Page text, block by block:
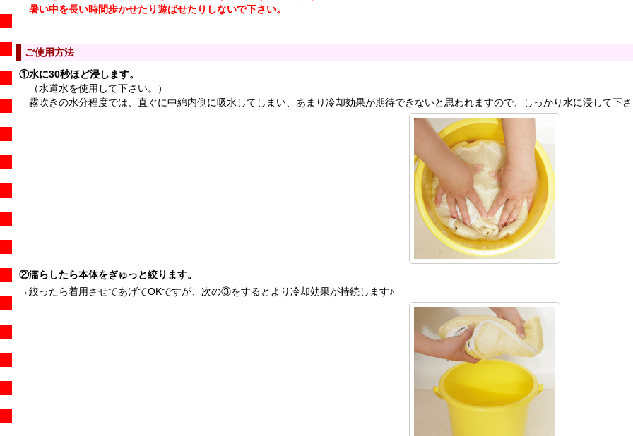
暑い中を長い時間歩かせたり遊ばせたりしないで下さい。
ご使用方法
①水に30秒ほど浸します。
（水道水を使用して下さい。）
霧吹きの水分程度では、直ぐに中綿内側に吸水してしまい、あまり冷却効果が期待できないと思われますので、しっかり水に浸して下
②濡らしたら本体をぎゅっと絞ります。
→絞ったら着用させてあげてOKですが、次の③をするとより冷却効果が持続します♪